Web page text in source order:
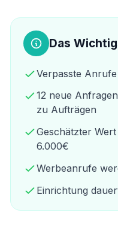
Das
Verpasste
12 neue
zu Aufträgen
Geschätzter
6.000€
Werbeanrufe
Einrichtung